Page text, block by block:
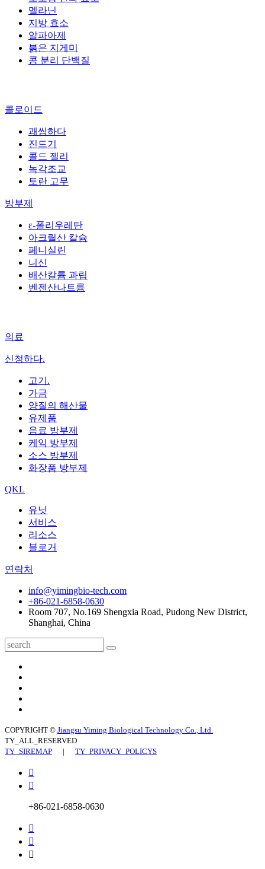
멜라닌
지방 효소
알파아제
붉은 지게미
콩 분리 단백질
콜로이드
괘씸하다
진드기
콜드 젤리
녹각조교
토란 고무
방부제
ε-폴리우레탄
아크릴산 칼슘
페니실린
니신
배산칼륨 과립
벤젠산나트륨
의료
신청하다.
고기.
가금
양질의 해산물
유제품
음료 방부제
케익 방부제
소스 방부제
화장품 방부제
QKL
유닛
서비스
리소스
블로거
연락처
info@yimingbio-tech.com
+86-021-6858-0630
Room 707, No.169 Shengxia Road, Pudong New District,
Shanghai, China
COPYRIGHT © Jiangsu Yiming Biological Technology Co., Ltd.
TY_ALL_RESERVED
TY_SIREMAP | TY_PRIVACY_POLICYS


+86-021-6858-0630


